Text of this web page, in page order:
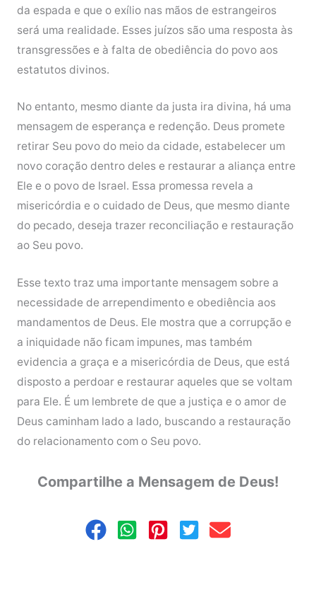
da espada e que o exílio nas mãos de estrangeiros
será uma realidade. Esses juízos são uma resposta às
transgressões e à falta de obediência do povo aos
estatutos divinos.
No entanto, mesmo diante da justa ira divina, há uma
mensagem de esperança e redenção. Deus promete
retirar Seu povo do meio da cidade, estabelecer um
novo coração dentro deles e restaurar a aliança entre
Ele e o povo de Israel. Essa promessa revela a
misericórdia e o cuidado de Deus, que mesmo diante
do pecado, deseja trazer reconciliação e restauração
ao Seu povo.
Esse texto traz uma importante mensagem sobre a
necessidade de arrependimento e obediência aos
mandamentos de Deus. Ele mostra que a corrupção e
a iniquidade não ficam impunes, mas também
evidencia a graça e a misericórdia de Deus, que está
disposto a perdoar e restaurar aqueles que se voltam
para Ele. É um lembrete de que a justiça e o amor de
Deus caminham lado a lado, buscando a restauração
do relacionamento com o Seu povo.
Compartilhe a Mensagem de Deus!